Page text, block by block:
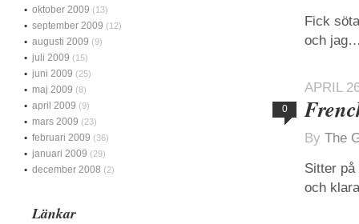
Fick
och
APRIL
0
By The
Sitter på
och
oktober 2009 (13)
september 2009 (12)
augusti 2009 (9)
juli 2009 (15)
juni 2009 (25)
maj 2009 (8)
april 2009 (9)
mars 2009 (23)
februari 2009 (36)
januari 2009 (29)
december 2008 (2)
Länkar